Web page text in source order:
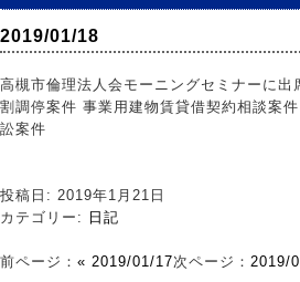
2019/01/18
高槻市倫理法人会モーニングセミナーに
割調停案件 事業用建物賃貸借契約相談案
訟案件
投稿日: 2019年1月21日
カテゴリー: 日記
前ページ： « 2019/01/17次ページ： 2019/